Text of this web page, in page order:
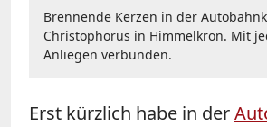
Brennende Kerzen in der
Christophorus in Himmelkron. Mit
Anliegen verbunden.
Erst kürzlich habe in der